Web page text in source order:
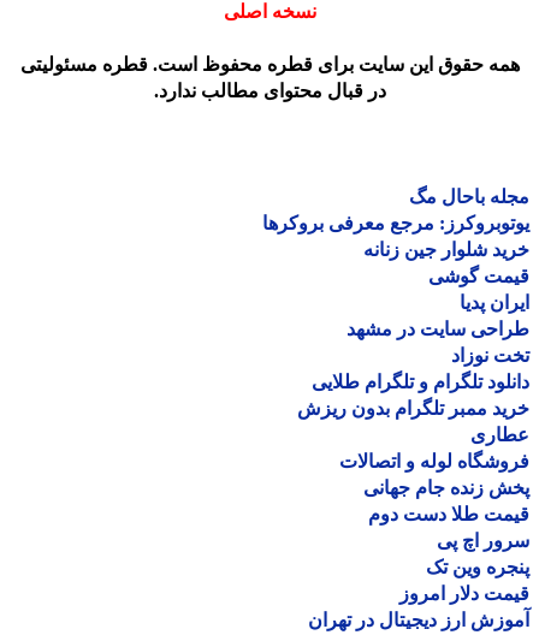
نسخه اصلی
حقوق این سایت برای قطره محفوظ است. قطره مسئولیتی
در قبال محتوای مطالب ندارد.
باحال مگ
مرجع معرفی بروکرها
شلوار جین زنانه
گوشی
پدیا
سایت در مشهد
نوزاد
تلگرام و تلگرام طلایی
ممبر تلگرام بدون ریزش
لوله و اتصالات
زنده جام جهانی
طلا دست دوم
اچ پی
وین تک
دلار امروز
ارز دیجیتال در تهران